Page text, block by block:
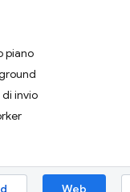
piano
di invio
Web